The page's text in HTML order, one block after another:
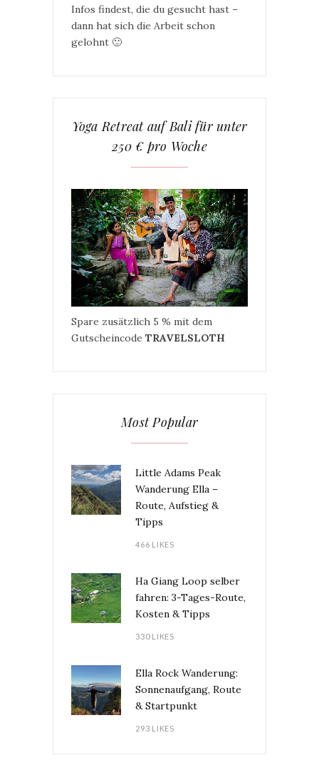
Infos findest, die du gesucht hast –
dann hat sich die Arbeit schon
gelohnt 🙂
Yoga Retreat auf Bali für unter
250 € pro Woche
Spare zusätzlich 5 % mit dem
Gutscheincode TRAVELSLOTH
Most Popular
Little Adams Peak
Wanderung Ella –
Route, Aufstieg &
Tipps
466 LIKES
Ha Giang Loop selber
fahren: 3-Tages-Route,
Kosten & Tipps
330 LIKES
Ella Rock Wanderung:
Sonnenaufgang, Route
& Startpunkt
293 LIKES